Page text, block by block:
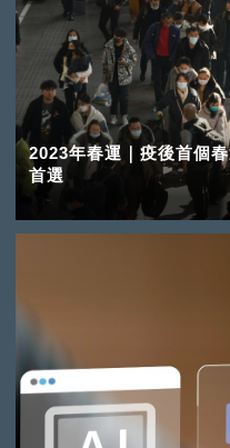
2023年春運｜疫後首個
首選